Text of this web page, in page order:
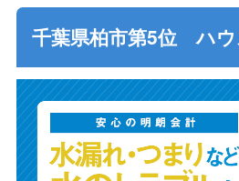
千葉県柏市第5位 ハ